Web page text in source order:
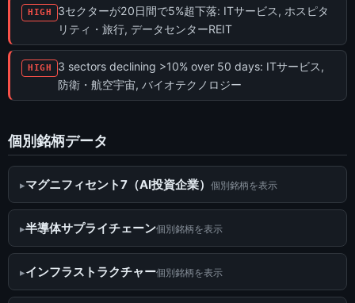
HIGH
3セクターが20日間で5%超下落: ITサービス, ホスピタ
リティ・旅行, データセンターREIT
HIGH
3 sectors declining >10% over 50 days: ITサービス,
防衛・航空宇宙, バイオテクノロジー
個別銘柄データ
マグニフィセント7（AI投資企業） 個別銘柄を表示
半導体サプライチェーン個別銘柄を表示
インフラストラクチャー個別銘柄を表示